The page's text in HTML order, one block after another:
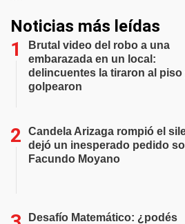
Noticias más leídas
Brutal video del robo a una
embarazada en un local:
delincuentes la tiraron al piso
golpearon
Candela Arizaga rompió el
dejó un inesperado pedido
Facundo Moyano
Desafío Matemático: ¿podés